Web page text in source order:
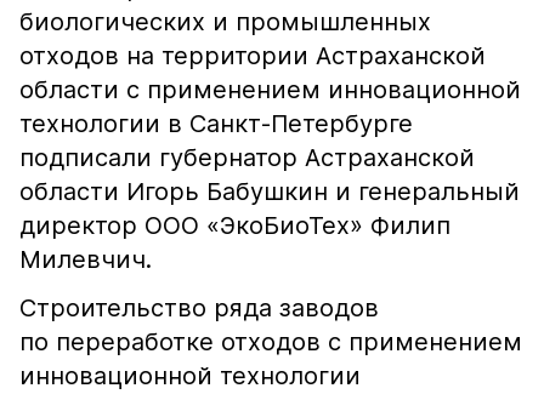
биологических и промышленных
отходов на территории Астраханской
области с применением инновационной
технологии в Санкт-Петербурге
подписали губернатор Астраханской
области Игорь Бабушкин и генеральный
директор ООО «ЭкоБиоТех» Филип
Милевчич.
Строительство ряда заводов
по переработке отходов с применением
инновационной технологии